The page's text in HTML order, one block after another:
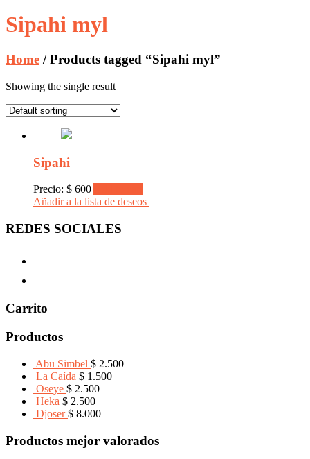
Sipahi myl
Home / Products tagged “Sipahi myl”
Showing the single result
Sipahi
Precio: $ 600
Añadir a la lista de deseos
REDES SOCIALES
Carrito
Productos
Abu Simbel $ 2.500
La Caída $ 1.500
Oseye $ 2.500
Heka $ 2.500
Djoser $ 8.000
Productos mejor valorados